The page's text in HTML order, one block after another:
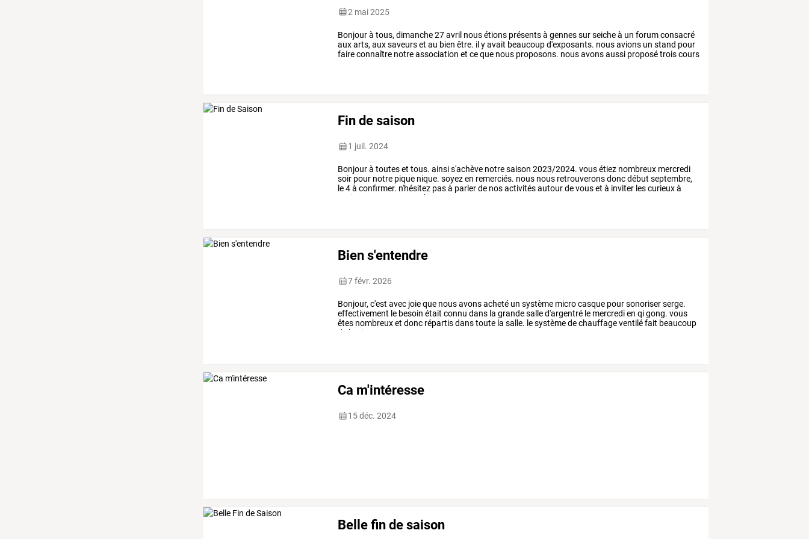
2 mai 2025
Bonjourà tous, dimanche27avril nousétions présentsà gennessurseicheà un forumconsacré
auxarts, auxsaveurset au bien être. il yavait beaucoupd'exposants. nousavions un stand pour
faireconnaître notreassociation et ceque nous proposons. nousavonsaussi proposétroiscours
Fin de saison
1 juil. 2024
Bonjourà touteset tous. ainsis'achève notresaison 2023/2024. vousétiez nombreux mercredi
soir pour notre pique nique. soyezen remerciés. nous nous retrouveronsdoncdébut septembre,
le4à confirmer. n'hésitez pasà parlerde nosactivitésautourdevouset à inviter lescurieuxà
venir
attendant
Bien s'entendre
7 févr. 2026
Bonjour,c'est avec joieque nousavonsacheté un système microcasque poursonoriserserge.
effectivement le besoin était connu dans la grandesalled'argentré le mercredien qigong. vous
êtes nombreuxet donc répartisdanstoute la salle. lesystèmedechauffageventiléfait beaucoup
de
bruit
Ca m'intéresse
15 déc. 2024
Belle fin de saison